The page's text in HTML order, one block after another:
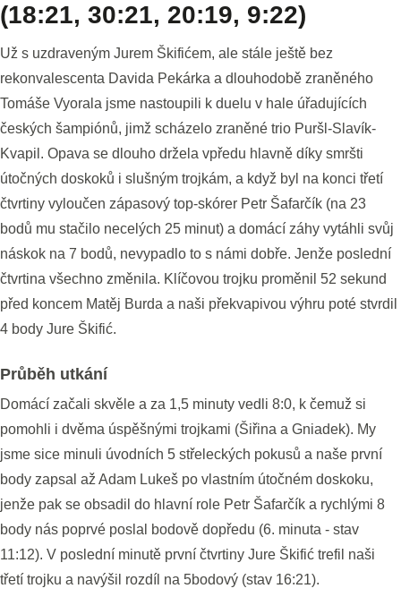
(18:21, 30:21, 20:19, 9:22)
Už s uzdraveným Jurem Škifićem, ale stále ještě bez
rekonvalescenta Davida Pekárka a dlouhodobě zraněného
Tomáše Vyorala jsme nastoupili k duelu v hale úřadujících
českých šampiónů, jimž scházelo zraněné trio Puršl-Slavík-
Kvapil. Opava se dlouho držela vpředu hlavně díky smršti
útočných doskoků i slušným trojkám, a když byl na konci třetí
čtvrtiny vyloučen zápasový top-skórer Petr Šafarčík (na 23
bodů mu stačilo necelých 25 minut) a domácí záhy vytáhli svůj
náskok na 7 bodů, nevypadlo to s námi dobře. Jenže poslední
čtvrtina všechno změnila. Klíčovou trojku proměnil 52 sekund
před koncem Matěj Burda a naši překvapivou výhru poté stvrdil
4 body Jure Škifić.
Průběh utkání
Domácí začali skvěle a za 1,5 minuty vedli 8:0, k čemuž si
pomohli i dvěma úspěšnými trojkami (Šiřina a Gniadek). My
jsme sice minuli úvodních 5 střeleckých pokusů a naše první
body zapsal až Adam Lukeš po vlastním útočném doskoku,
jenže pak se obsadil do hlavní role Petr Šafarčík a rychlými 8
body nás poprvé poslal bodově dopředu (6. minuta - stav
11:12). V poslední minutě první čtvrtiny Jure Škifić trefil naši
třetí trojku a navýšil rozdíl na 5bodový (stav 16:21).